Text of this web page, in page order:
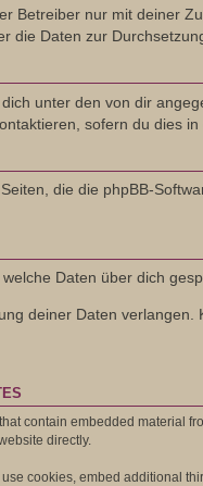
Betreiber nur mit deiner
die Daten zur
unter den von dir
sofern du dies
die die phpBB-
Daten über dich
deiner Daten verlangen.
contain embedded material
directly.
cookies, embed additional